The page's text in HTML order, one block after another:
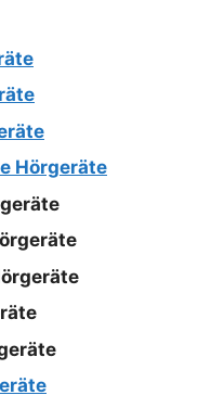
Hörgeräte